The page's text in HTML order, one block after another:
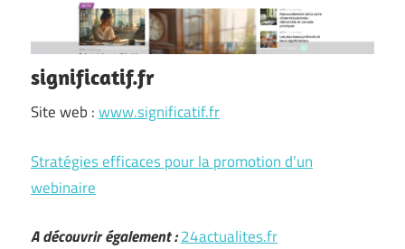
significatif.fr
Site web :www.significatif.fr
Stratégies efficaces pour la promotion d’un
webinaire
A découvrir également :24actualites.fr